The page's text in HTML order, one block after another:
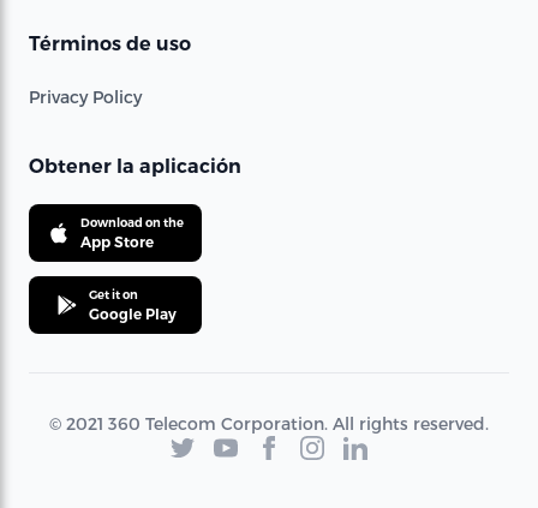
Términos de uso
Privacy Policy
Obtener la aplicación
Download on the
App Store
Get it on
Google Play
© 2021 360 Telecom Corporation. All rights reserved.